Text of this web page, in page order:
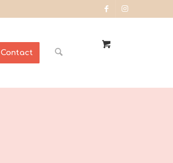
Contact